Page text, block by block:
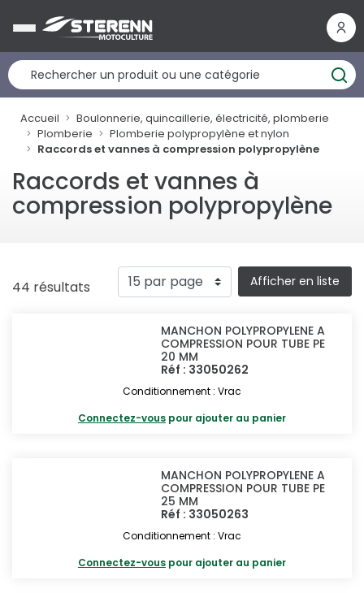
Accueil
Boulonnerie, quincaillerie, électricité, plomberie
Plomberie
Plomberie polypropylène et nylon
Raccords et vannes à compression polypropylène
Raccords et vannes à
compression polypropylène
44 résultats Afficher en liste
MANCHON POLYPROPYLENE A
COMPRESSION POUR TUBE PE
20 MM
Réf : 33050262
Conditionnement : Vrac
Connectez-vous pour ajouter au panier
MANCHON POLYPROPYLENE A
COMPRESSION POUR TUBE PE
25 MM
Réf : 33050263
Conditionnement : Vrac
Connectez-vous pour ajouter au panier